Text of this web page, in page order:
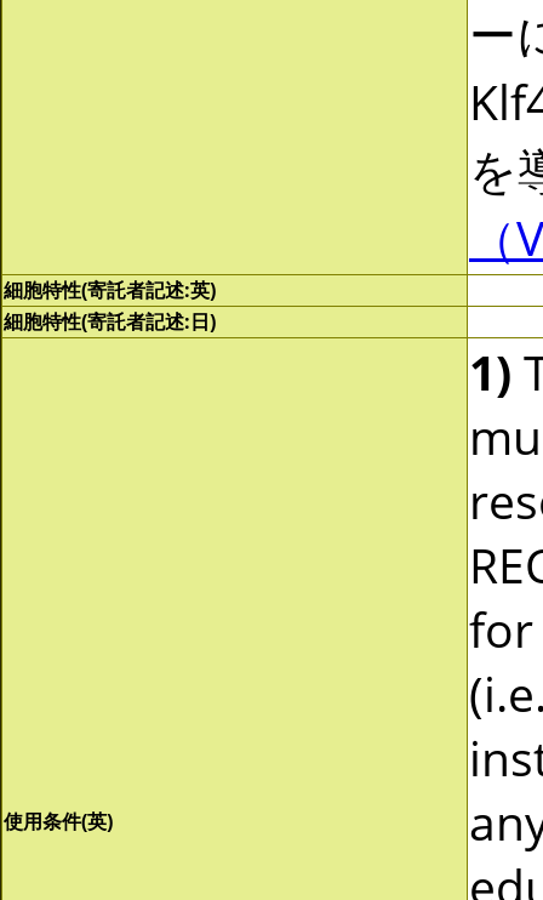
ー
を
細胞特性(寄託者記述:英)
細胞特性(寄託者記述:日)
使用条件(英)
1)
for